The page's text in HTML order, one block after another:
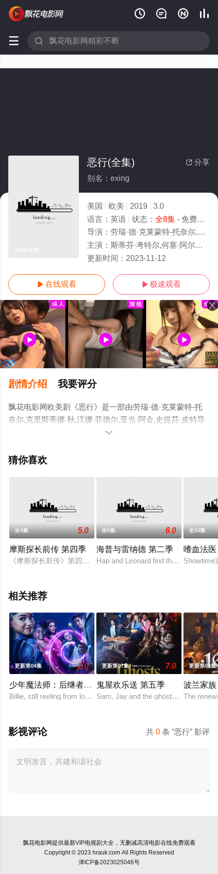
   
 
 分享
恶行(全集)
别名：exing
美国 欧美 2019
3.0
语言： 英语 状态： 全8集- 免费在线观看
导演： 劳瑞·德·克莱蒙特-托奈尔,克里斯蒂娜·秋,汉娜·菲德尔,亚当·阿金,史提
主演： 斯蒂芬·考特尔,何塞·阿尔弗雷多·费尔南德斯,帕特丽夏·阿奎特,维布尔·弗利茨杰拉德,
更新时间： 2023-11-12
 在线观看  极速观看
剧情介绍 我要评分
飘花电影网欧美剧《恶行》是一部由劳瑞·德·克莱蒙特-托
奈尔,克里斯蒂娜·秋,汉娜·菲德尔,亚当·阿金,史提芬·皮特导
演执导，斯蒂芬·考特尔,何塞·阿尔弗雷多·费尔南德斯,帕特
沃西,乔伊·金,亚历山德里娅·德伯里,科洛·塞维尼,迪恩·诺里
减完整版电视剧全集就上飘花影院，更多相关信息可移步
至豆瓣电视剧、电视猫或剧情网等平台了解。

猜你喜欢
全4集 5.0
摩斯探长前传 第四季
《摩斯探长前传》第四季于2017年1月回归ITV，本季共四集，
全6集 6.0
海普与雷纳德 第二季
Hap and Leonard find themselves
全10集
嗜血法
Showtime
相关推荐
更新第04集 2.0
少年魔法师：后继者 第三季
Billie, still reeling from losing Alex at the end of Sea
更新第07集 7.0
鬼屋欢乐送 第五季
Sam, Jay and the ghosts attempt to
更新第08集
波兰家
The
共0 条 “恶行” 影评
影视评论
飘花电影网提供最新VIP电视剧大全，无删减高清电影在线免费观看
Copyright © 2023 hrauk.com All Rights Reserved
津ICP备2023025046号